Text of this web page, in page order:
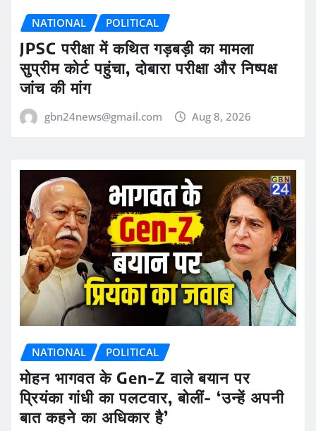
NATIONAL POLITICAL
JPSC परीक्षा में कथित गड़बड़ी का मामला
सुप्रीम कोर्ट पहुंचा, दोबारा परीक्षा और निष्पक्ष
जांच की मांग
gbn24news@gmail.com Aug 8, 2026
NATIONAL POLITICAL
मोहन भागवत के Gen-Z वाले बयान पर
प्रियंका गांधी का पलटवार, बोलीं- ‘उन्हें अपनी
बात कहने का अधिकार है’